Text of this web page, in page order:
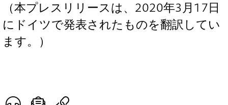
（本プレスリリースは、2020年3月17日
にドイツで発表されたものを翻訳してい
ます。）